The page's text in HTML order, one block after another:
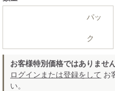
パッ
ク
お客様特別価格ではありませ
ログインまたは登録をして お
い。